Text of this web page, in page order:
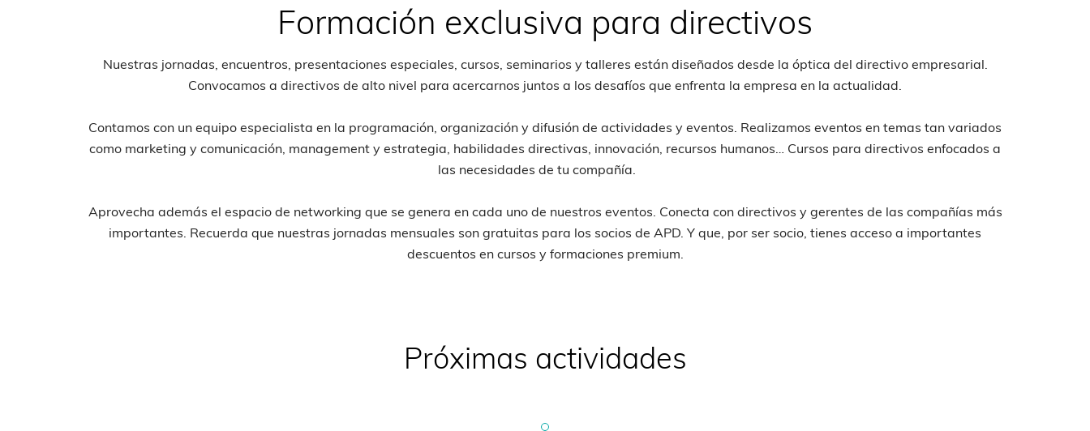
Formación exclusiva para directivos
Nuestras jornadas, encuentros, presentaciones especiales, cursos, seminarios y talleres están diseñados desde la óptica del directivo empresarial.
Convocamos a directivos de alto nivel para acercarnos juntos a los desafíos que enfrenta la empresa en la actualidad.
Contamos con un equipo especialista en la programación, organización y difusión de actividades y eventos. Realizamos eventos en temas tan variados
como marketing y comunicación, management y estrategia, habilidades directivas, innovación, recursos humanos… Cursos para directivos enfocados a
las necesidades de tu compañía.
Aprovecha además el espacio de networking que se genera en cada uno de nuestros eventos. Conecta con directivos y gerentes de las compañías más
importantes. Recuerda que nuestras jornadas mensuales son gratuitas para los socios de APD. Y que, por ser socio, tienes acceso a importantes
descuentos en cursos y formaciones premium.
Próximas actividades